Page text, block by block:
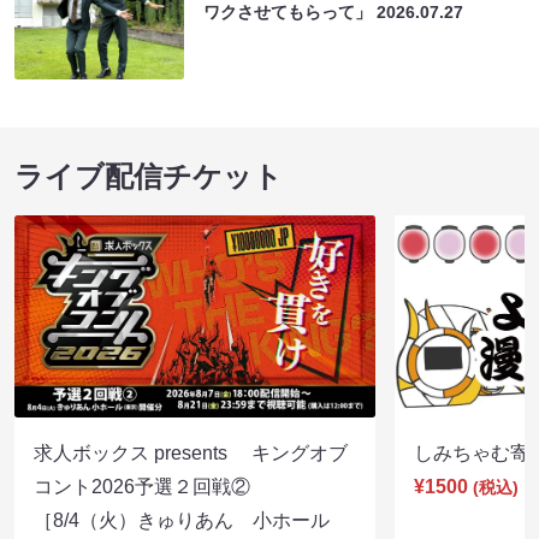
ワクさせてもらって」2026.07.27
ライブ配信チケット
求人ボックス presents キングオブ
コント2026予選２回戦②
［8/4（火）きゅりあん 小ホール
しみちゃむ
¥1500 (税込)